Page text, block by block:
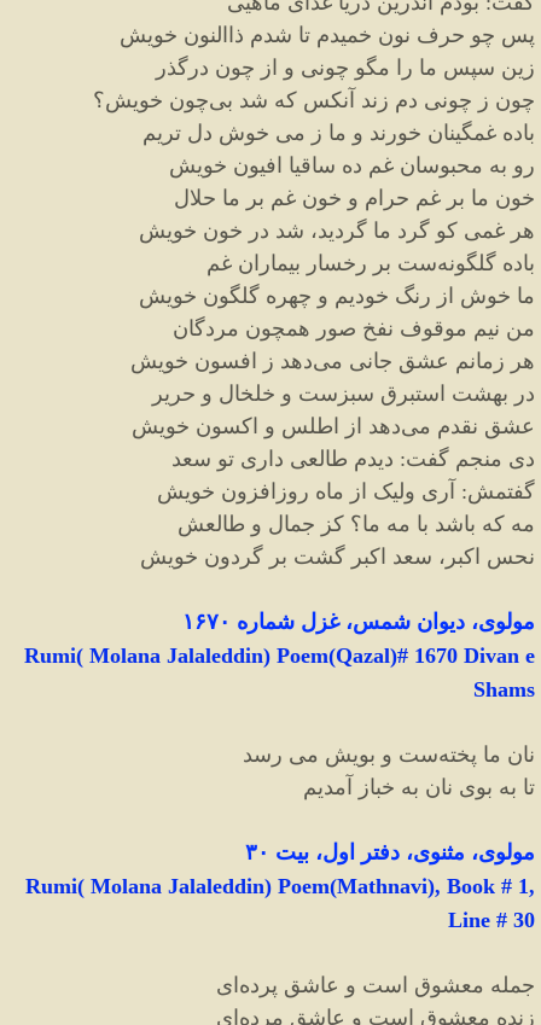
پس چو حرف نون خمیدم تا شدم ذاالنون خویش
زین سپس ما را مگو چونی و از چون درگذر
چون ز چونی دم زند آنکس که شد بیچون خویش؟
باده غمگینان خورند و ما ز می خوش دل تریم
رو به محبوسان غم ده ساقیا افیون خویش
خون ما بر غم حرام و خون غم بر ما حلال
هر غمی کو گرد ما گردید، شد در خون خویش
باده گلگونهست بر رخسار بیماران غم
ما خوش از رنگ خودیم و چهره گلگون خویش
من نیم موقوف نفخ صور همچون مردگان
هر زمانم عشق جانی میدهد ز افسون خویش
در بهشت استبرق سبزست و خلخال و حریر
عشق نقدم میدهد از اطلس و اکسون خویش
دی منجم گفت: دیدم طالعی داری تو سعد
گفتمش: آری ولیک از ماه روزافزون خویش
مه که باشد با مه ما؟ کز جمال و طالعش
نحس اکبر، سعد اکبر گشت بر گردون خویش
مولوی، دیوان شمس، غزل شماره ۱۶۷۰
Rumi( Molana Jalaleddin) Poem(Qazal)# 1670 Divan e
Shams
نان ما پختهست و بویش می رسد
تا به بوی نان به خباز آمدیم
مولوی، مثنوی، دفتر اول، بیت ۳۰
Rumi( Molana Jalaleddin) Poem(Mathnavi), Book # 1,
Line # 30
جمله معشوق است و عاشق پرده ای
زنده معشوق است و عاشق مرده ای